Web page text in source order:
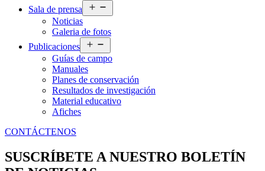
Sala de prensa
el
Noticias
Galeria de fotos
Publicaciones
el
menú
Guías de campo
Manuales
Planes de conservación
Resultados de investigación
Material educativo
Afiches
CONTÁCTENOS
SUSCRÍBETE A NUESTRO BOLETÍN